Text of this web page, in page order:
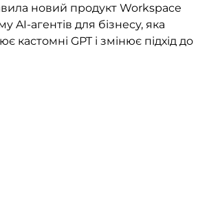
новий продукт Workspace
AI-агентів для бізнесу, яка
кастомні GPT і змінює підхід до